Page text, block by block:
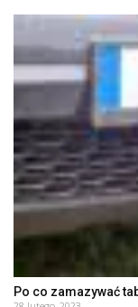
Po co zamazywać